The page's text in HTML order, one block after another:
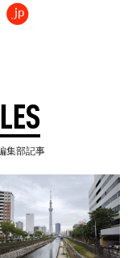
集部記事